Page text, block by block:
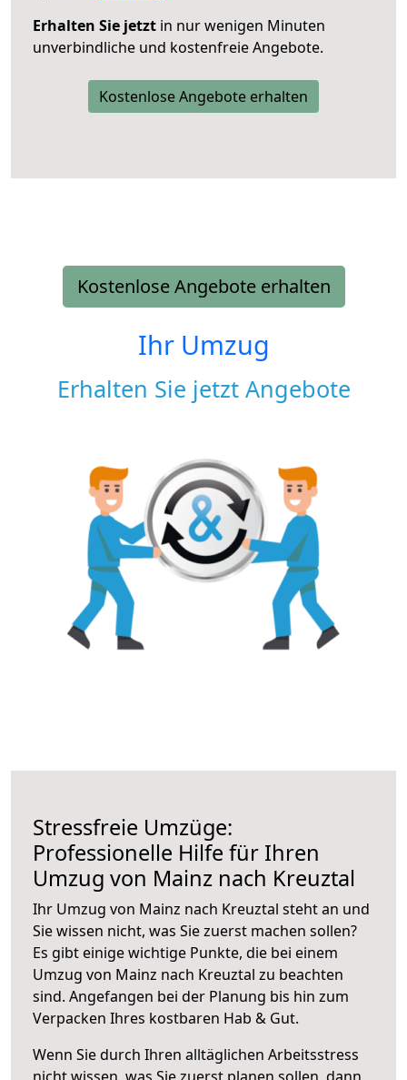
Erhalten Sie jetzt in nur wenigen Minuten
unverbindliche und kostenfreie Angebote.
Kostenlose Angebote erhalten
Kostenlose Angebote erhalten
Ihr Umzug
Erhalten Sie jetzt Angebote
Stressfreie Umzüge:
Professionelle Hilfe für Ihren
Umzug von Mainz nach Kreuztal
Ihr Umzug von Mainz nach Kreuztal steht an und
Sie wissen nicht, was Sie zuerst machen sollen?
Es gibt einige wichtige Punkte, die bei einem
Umzug von Mainz nach Kreuztal zu beachten
sind. Angefangen bei der Planung bis hin zum
Verpacken Ihres kostbaren Hab & Gut.
Wenn Sie durch Ihren alltäglichen Arbeitsstress